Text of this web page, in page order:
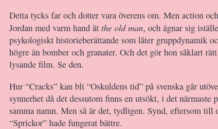
Detta tycks far och dotter vara överens om. Men action
Jordan med varm hand åt the old man, och ägnar sig
psykologiskt historieberättande som låter gruppdynamik
högre än bomber och granater. Och det gör hon såklart
lysande film. Se den.
Hur “Cracks” kan bli “Oskuldens tid” på svenska går
synnerhet då det dessutom finns en utsökt, i det närmaste
samma namn. Men så är det, tydligen. Synd, eftersom till
“Sprickor” hade fungerat bättre.